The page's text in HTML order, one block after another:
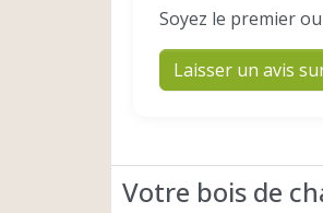
Soyez le premier
Laisser un avis
Votre bois de